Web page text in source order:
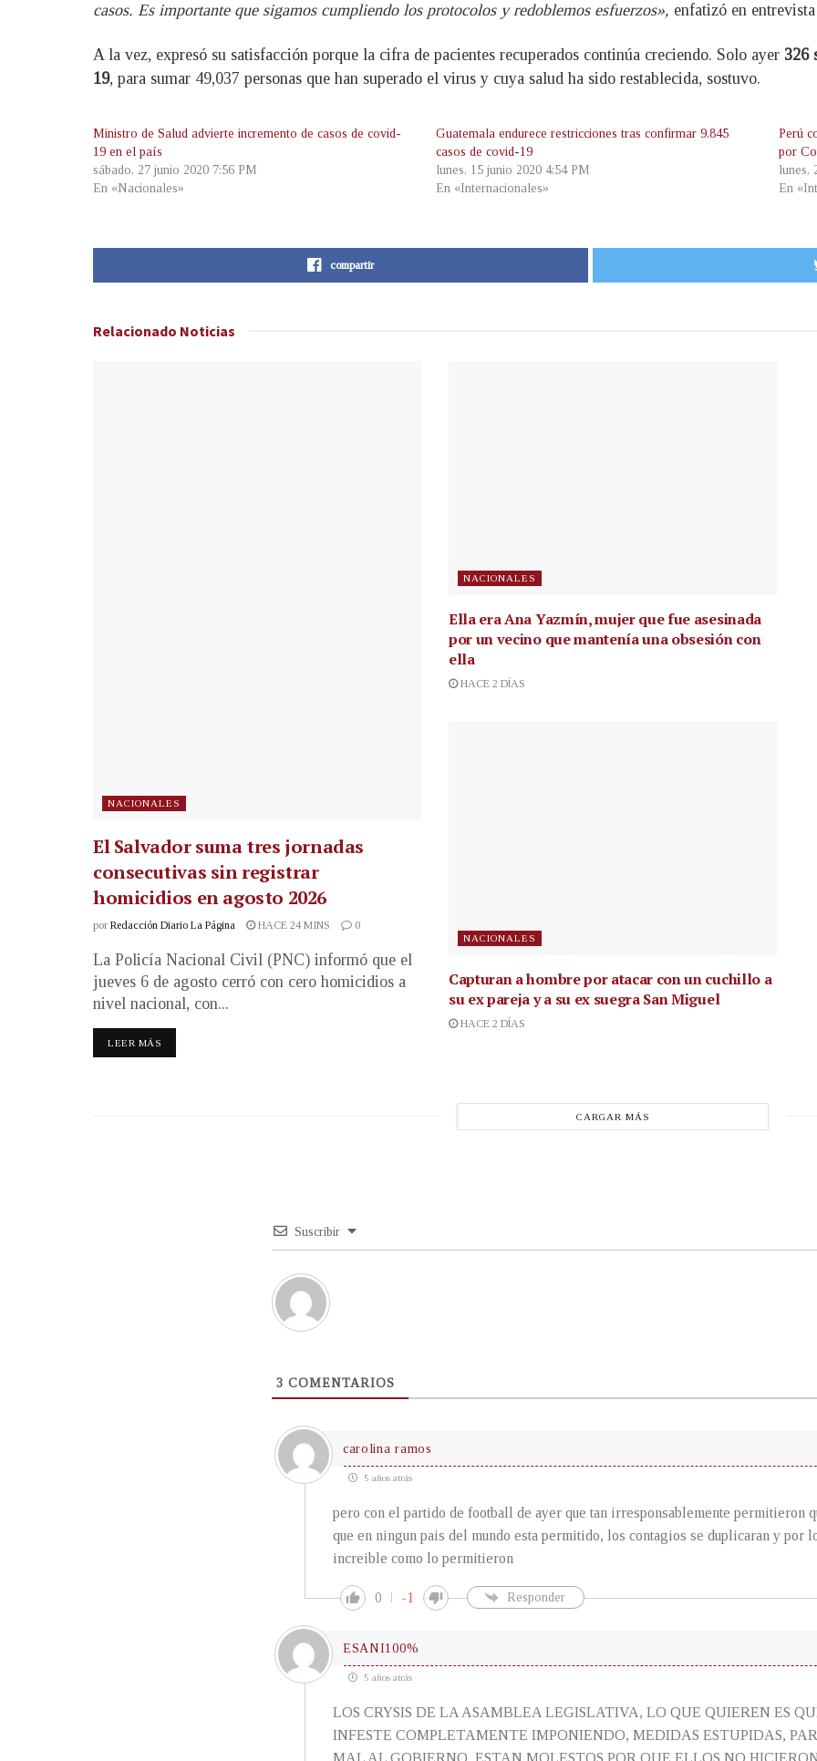
casos. Es importante que sigamos cumpliendo los protocolos y redoblemos esfuerzos», enfatizó en
A la vez, expresó su satisfacción porque la cifra de pacientes recuperados continúa creciendo. Solo ayer 326
19, para sumar 49,037 personas que han superado el virus y cuya salud ha sido restablecida, sostuvo.
Ministro de Salud advierte incremento de casos de covid-
19 en el país
sábado, 27 junio 2020 7:56 PM
En «Nacionales»
Guatemala endurece restricciones tras confirmar 9.845
casos de covid-19
lunes, 15 junio 2020 4:54 PM
En «Internacionales»
Perú
por
lunes,
En
compartir
Relacionado Noticias
NACIONALES
El Salvador suma tres jornadas
consecutivas sin registrar
homicidios en agosto 2026
por Redacción Diario La Página HACE 24 MINS 0
La Policía Nacional Civil (PNC) informó que el
jueves 6 de agosto cerró con cero homicidios a
nivel nacional, con...
LEER MÁS
NACIONALES
Ella era Ana Yazmín, mujer que fue asesinada
por un vecino que mantenía una obsesión con
ella
HACE 2 DÍAS
NACIONALES
Capturan a hombre por atacar con un cuchillo a
su ex pareja y a su ex suegra San Miguel
HACE 2 DÍAS
CARGAR MÁS
Suscribir
3 COMENTARIOS
carolina ramos
5 años atrás
pero con el partido de football de ayer que tan irresponsablemente permitieron
que en ningun pais del mundo esta permitido, los contagios se duplicaran y por
increible como lo permitieron
0 -1 Responder
ESANI100%
5 años atrás
LOS CRYSIS DE LA ASAMBLEA LEGISLATIVA, LO QUE QUIEREN ES
INFESTE COMPLETAMENTE IMPONIENDO, MEDIDAS ESTUPIDAS,
MAL AL GOBIERNO, ESTAN MOLESTOS POR QUE ELLOS NO